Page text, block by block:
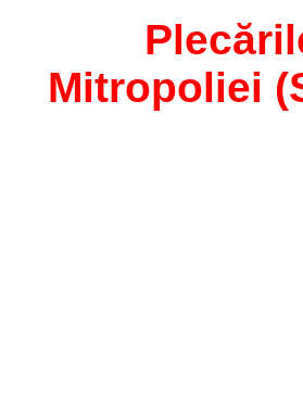
Mitropoliei